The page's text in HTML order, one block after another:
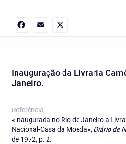
Inauguração da Livraria
Janeiro.
Referência
«Inaugurada no Rio de Janeiro a
Nacional-Casa da Moeda», Diário de
de 1972, p. 2.